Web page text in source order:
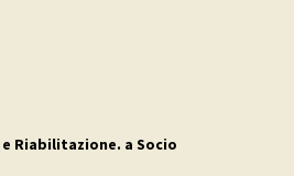
Riabilitazione. a Socio